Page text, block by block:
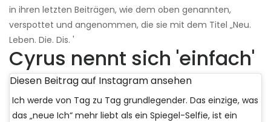
in ihren letzten Beiträgen, wie dem oben genannten,
verspottet und angenommen, die sie mit dem Titel „Neu.
Leben. Die. Dis. '
Cyrus nennt sich 'einfach'
Diesen Beitrag auf Instagram ansehen
Ich werde von Tag zu Tag grundlegender. Das einzige, was
das „neue Ich“ mehr liebt als ein Spiegel-Selfie, ist ein